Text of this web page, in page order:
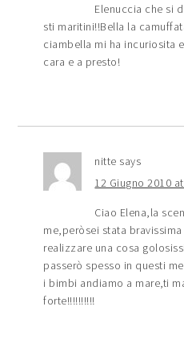
Elenuccia che si
sti maritini!!Bella la
ciambella mi ha incuriosita
cara e a presto!
nitte says
12 Giugno 2010
Ciao Elena,la
me,peròsei stata
realizzare una cosa
passerò spesso in questi
i bimbi andiamo a mare,ti
forte!!!!!!!!!!